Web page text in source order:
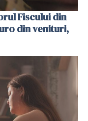
Fiscului din
din venituri,